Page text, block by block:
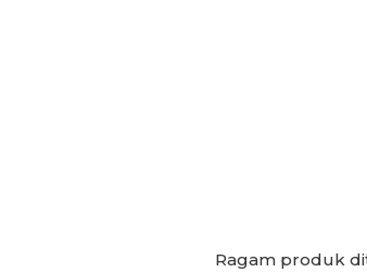
Ragam produk